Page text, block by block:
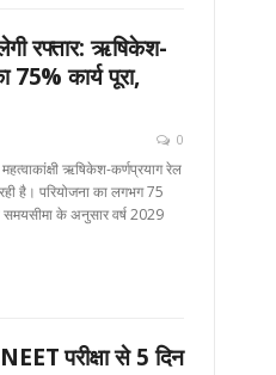
रफ्तार: ऋषिकेश-
75% कार्य पूरा,
0
ऋषिकेश-कर्णप्रयाग रेल
है। परियोजना का लगभग 75
समयसीमा के अनुसार वर्ष 2029
परीक्षा से 5 दिन